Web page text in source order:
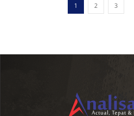
1 2 3